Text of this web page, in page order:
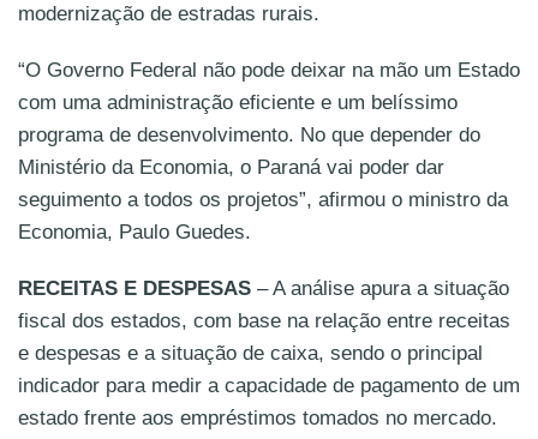
modernização de estradas rurais.
“O Governo Federal não pode deixar na mão um Estado
com uma administração eficiente e um belíssimo
programa de desenvolvimento. No que depender do
Ministério da Economia, o Paraná vai poder dar
seguimento a todos os projetos”, afirmou o ministro da
Economia, Paulo Guedes.
RECEITAS E DESPESAS – A análise apura a situação
fiscal dos estados, com base na relação entre receitas
e despesas e a situação de caixa, sendo o principal
indicador para medir a capacidade de pagamento de um
estado frente aos empréstimos tomados no mercado.